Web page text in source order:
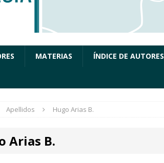
MATERIAS ÍNDICE DE AUTORES
Apellidos Hugo Arias B.
Arias B.